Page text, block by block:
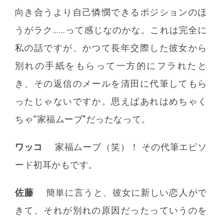
向き合うより自己憐憫できるポジションのほ
うがラク……って感じなのかな。これは完全に
私の話ですが、かつて長年交際した彼女から
別れの手紙をもらって一方的にフラれたと
き、その返信のメールを清田に代筆してもら
ったじゃないですか。思えばあれはめちゃく
ちゃ“家福ムーブ”だったなって。
ワッコ
家福ムーブ（笑）！ その代筆エピソ
ード初耳かもです。
佐藤
簡単に言うと、彼女に新しい恋人がで
きて、それが別れの原因だったっていうのを